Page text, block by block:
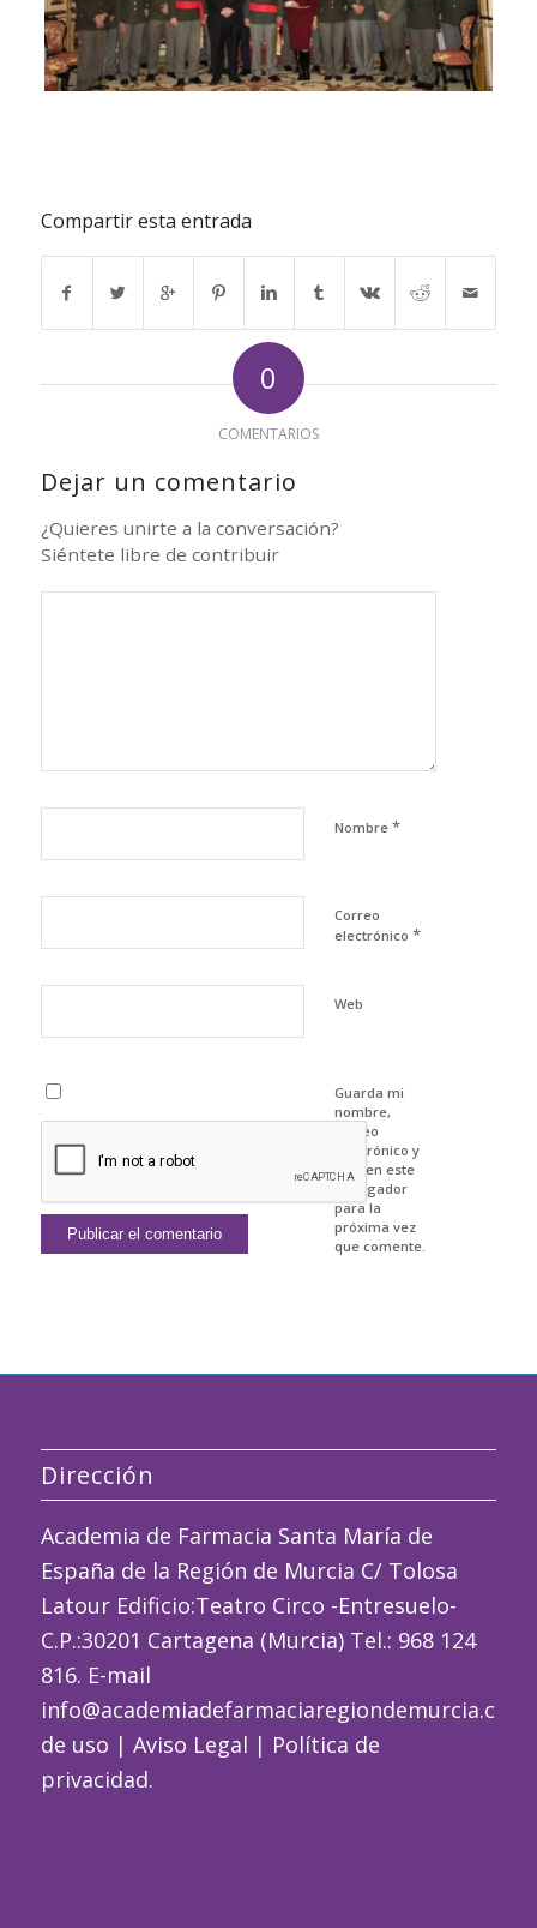
Compartir esta entrada
0
COMENTARIOS
Dejar un comentario
¿Quieres unirte a la conversación?
Siéntete libre de contribuir
Nombre *
Correo
electrónico *
Web
Guarda mi
nombre,
correo
electrónico y
web en este
navegador
para la
próxima vez
que comente.
Dirección
Academia de Farmacia Santa María de
España de la Región de Murcia C/ Tolosa
Latour Edificio:Teatro Circo -Entresuelo-
C.P.:30201 Cartagena (Murcia) Tel.: 968 124
816. E-mail
de uso | Aviso Legal | Política de
privacidad.